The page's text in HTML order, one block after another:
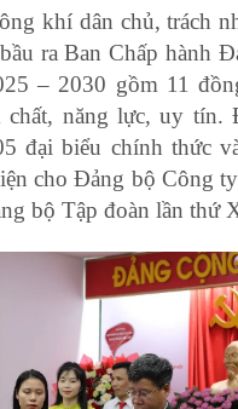
khí dân chủ, trách
ra Ban Chấp hành
– 2030 gồm 11
chất, năng lực, uy tín.
đại biểu chính thức
cho Đảng bộ Công
bộ Tập đoàn lần thứ